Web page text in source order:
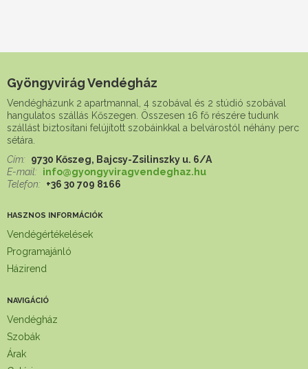
Gyöngyvirág Vendégház
Vendégházunk 2 apartmannal, 4 szobával és 2 stúdió szobával
hangulatos szállás Kőszegen. Összesen 16 fő részére tudunk
szállást biztosítani felújított szobáinkkal a belvárostól néhány perc
sétára.
Cím:
9730 Kőszeg, Bajcsy-Zsilinszky u. 6/A
E-mail:
info@gyongyviragvendeghaz.hu
Telefon:
+36 30 709 8166
HASZNOS INFORMÁCIÓK
Vendégértékelések
Programajánló
Házirend
NAVIGÁCIÓ
Vendégház
Szobák
Árak